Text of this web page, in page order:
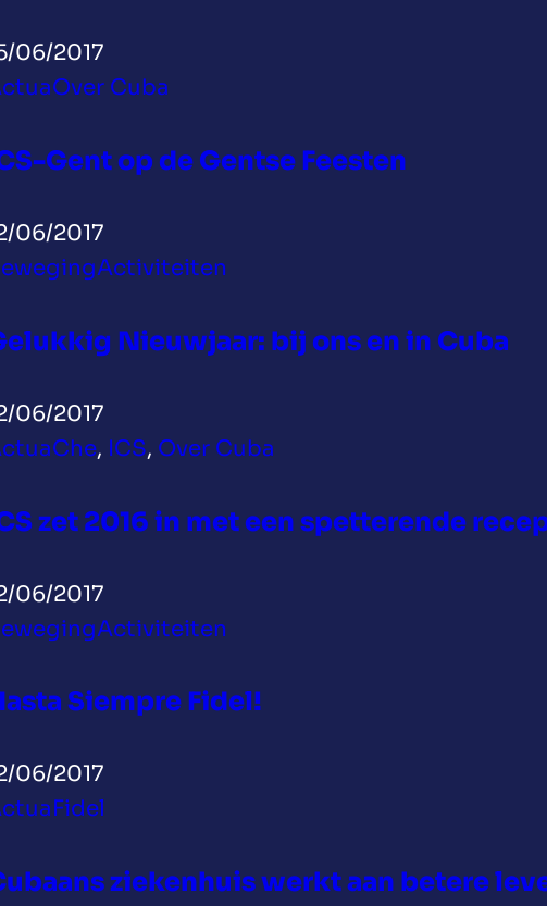
06/2017
Over Cuba
Gent op de Gentse Feesten
06/2017
Activiteiten
Nieuwjaar: bij ons en in Cuba
06/2017
Che, ICS, Over Cuba
zet 2016 in met een spetterende
06/2017
Activiteiten
Siempre Fidel!
06/2017
Fidel
ziekenhuis werkt aan betere